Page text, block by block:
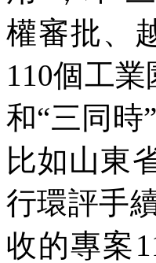
權審批、
110個工業
和“三同時
比如山東
行環評手
收的專案